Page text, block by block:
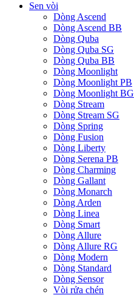
Sen vòi
Dòng Ascend
Dòng Ascend BB
Dòng Quba
Dòng Quba SG
Dòng Quba BB
Dòng Moonlight
Dòng Moonlight PB
Dòng Moonlight BG
Dòng Stream
Dòng Stream SG
Dòng Spring
Dòng Fusion
Dòng Liberty
Dòng Serena PB
Dòng Charming
Dòng Gallant
Dòng Monarch
Dòng Arden
Dòng Linea
Dòng Smart
Dòng Allure
Dòng Allure RG
Dòng Modern
Dòng Standard
Dòng Sensor
Vòi rửa chén